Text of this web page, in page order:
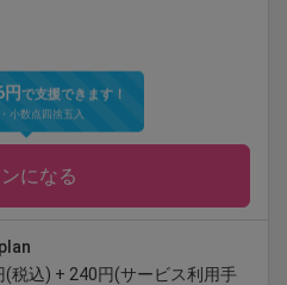
円で支援できます！
小数点四捨五入
になる
(税込) + 240円(サービス利用手